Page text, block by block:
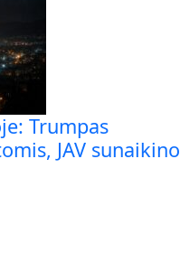
Trumpas
JAV sunaikino